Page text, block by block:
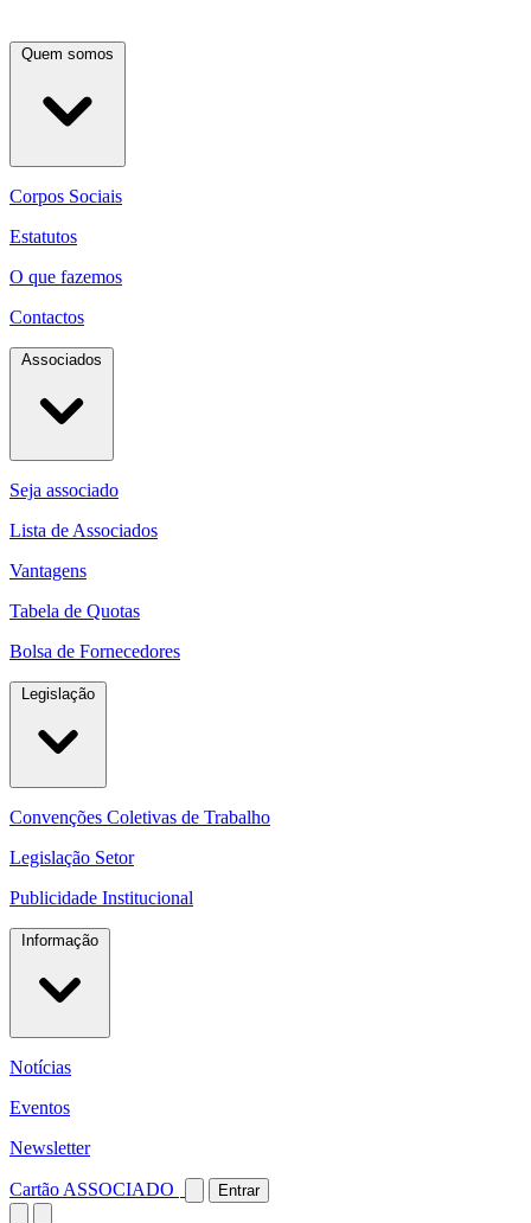
Quem somos
Corpos Sociais
Estatutos
O que fazemos
Contactos
Associados
Seja associado
Lista de Associados
Vantagens
Tabela de Quotas
Bolsa de Fornecedores
Legislação
Convenções Coletivas de Trabalho
Legislação Setor
Publicidade Institucional
Informação
Notícias
Eventos
Newsletter
Cartão ASSOCIADO Entrar